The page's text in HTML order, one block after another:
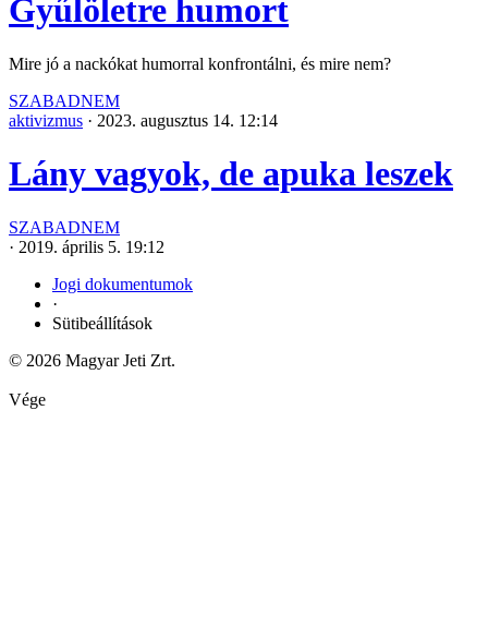
Gyűlöletre humort
Mire jó a nackókat humorral konfrontálni, és mire nem?
SZABADNEM
aktivizmus · 2023. augusztus 14. 12:14
Lány vagyok, de apuka leszek
SZABADNEM
· 2019. április 5. 19:12
Jogi dokumentumok
·
Sütibeállítások
© 2026 Magyar Jeti Zrt.
Vége